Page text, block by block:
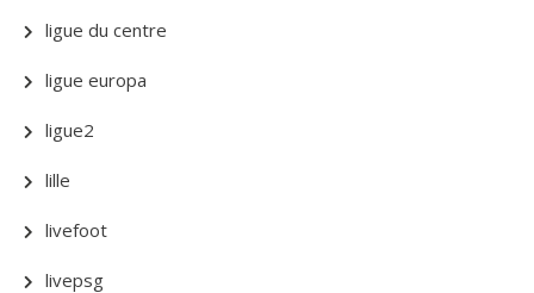
ligue du centre
ligue europa
ligue2
lille
livefoot
livepsg